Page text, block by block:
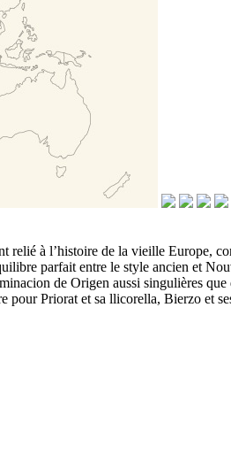
relié à l’histoire de la vieille Europe,
parfait entre le style ancien et
de Origen aussi singulières
Priorat et sa llicorella, Bierzo et